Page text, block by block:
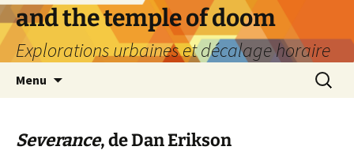
Aller
au
contenu
and the temple of doom
Explorations urbaines et décalage horaire
Menu
Severance, de Dan Erikson